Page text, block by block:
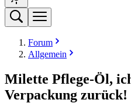
Forum
Allgemein
Milette Pflege-Öl,
Verpackung zurück!